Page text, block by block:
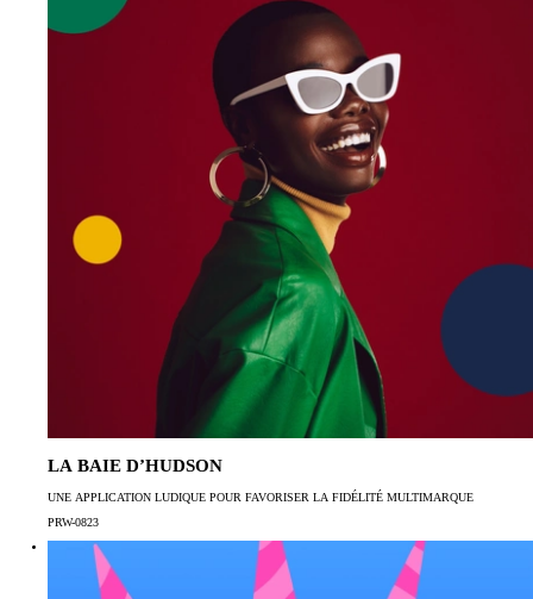
LA BAIE D’HUDSON
UNE APPLICATION LUDIQUE POUR FAVORISER LA FIDÉLITÉ MULTIMARQUE
PRW-0823